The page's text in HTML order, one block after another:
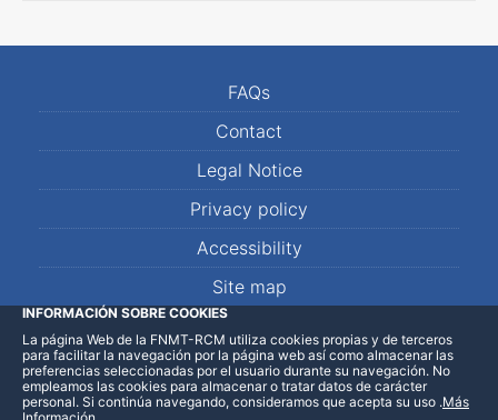
FAQs
Contact
Legal Notice
Privacy policy
Accessibility
Site map
LinkedInFacebookWhatsApp
INFORMACIÓN SOBRE COOKIES
La página Web de la FNMT-RCM utiliza cookies propias y de terceros
para facilitar la navegación por la página web así como almacenar las
preferencias seleccionadas por el usuario durante su navegación. No
empleamos las cookies para almacenar o tratar datos de carácter
personal. Si continúa navegando, consideramos que acepta su uso .Más